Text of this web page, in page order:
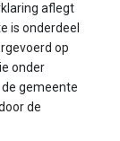
aflegt
is onderdeel
op
onder
gemeente
de